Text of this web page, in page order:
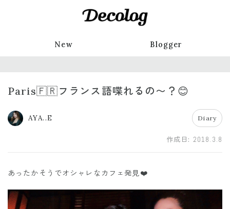
New Blogger
Paris🇫🇷フランス語喋れるの〜？😊
AYA..E Diary
作成日: 2018.3.8
あったかそうでオシャレなカフェ発見❤️